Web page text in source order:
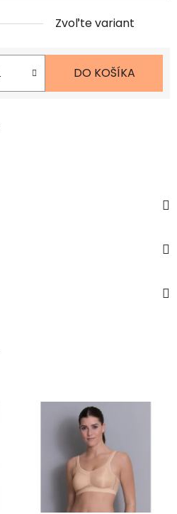
Zvoľte variant
DO KOŠÍKA